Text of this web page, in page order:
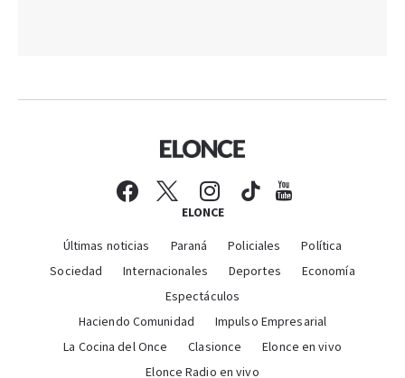
ELONCE
Últimas noticias Paraná Policiales
Política
Sociedad
Internacionales Deportes
Economía
Espectáculos
Haciendo Comunidad
Impulso Empresarial
La Cocina del Once
Clasionce
Elonce en vivo
Elonce Radio en vivo